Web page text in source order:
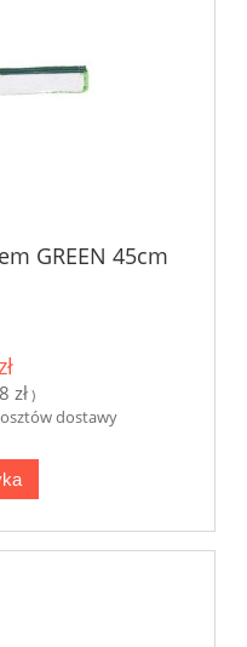
GREEN 45cm
zł)
dostawy